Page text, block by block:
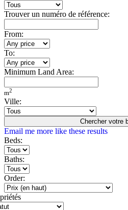
Trouver un numéro de référence:
From:
To:
Minimum Land Area:
m2
Ville:
Chercher votre
Email me more like these results
Beds:
Baths:
Order: